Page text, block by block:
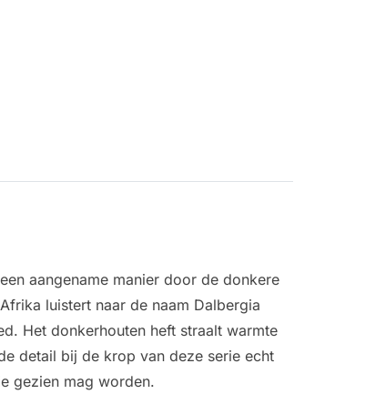
aangename manier door de donkere
luistert naar de naam Dalbergia
Het donkerhouten heft straalt warmte
detail bij de krop van deze serie echt
gezien mag worden.